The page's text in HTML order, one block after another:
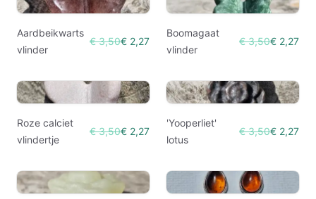
Aardbeikwarts
vlinder
€ 3,50€ 2,27
Boomagaat
vlinder
€ 3,50€ 2,27
Roze calciet
vlindertje
€ 3,50€ 2,27
'Yooperliet'
lotus
€ 3,50€ 2,27